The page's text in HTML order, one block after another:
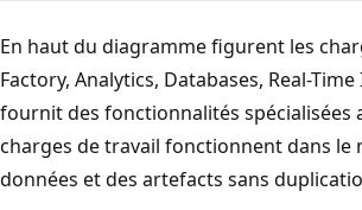
En haut du diagramme figurent les
Factory, Analytics, Databases, Real-
fournit des fonctionnalités spécialisées
charges de travail fonctionnent dans
données et des artefacts sans